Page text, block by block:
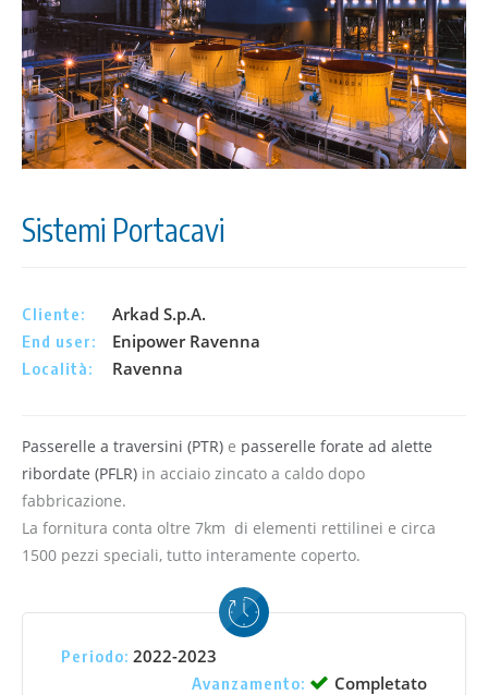
Sistemi Portacavi
Cliente: Arkad S.p.A.
End user: Enipower Ravenna
Località: Ravenna
Passerelle a traversini (PTR) e passerelle forate ad alette
ribordate (PFLR) in acciaio zincato a caldo dopo
fabbricazione.
La fornitura conta oltre 7km di elementi rettilinei e circa
1500 pezzi speciali, tutto interamente coperto.
Periodo: 2022-2023
Avanzamento: Completato